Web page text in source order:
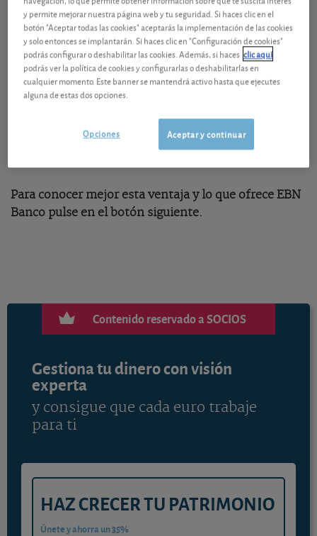
EBN Banco (www.ebnbanco.com) es la entidad
donde podrá acceder a las clases más económicas de
cada fondo, lo que ya de por sí es una buena razón
para tener una cuenta abierta en la entidad. De
hecho, gracias al convenio con OCU le saldrá todavía
más a cuenta ya que a los socios fieles de OCU
Inversiones les devuelven un tercio de las
comisiones de custodia que carga la entidad a sus
Para conocer mejor esta ventaja y lo que ofrece EBN
Banco pulse en el botón siguiente.
Contenido reservado a SOCIOS
Gestiona tu dinero con visión
experta
y consigue que cada euro trabaje
para ti
HAZ CRECER TU PATRIMONIO
Únete y ahorra un 35%
y permite mejorar nuestra página web y tu seguridad. Si haces clic en el
botón "Aceptar todas las cookies" aceptarás la implementación de las cookies
y solo entonces se implantarán. Si haces clic en "Configuración de cookies"
podrás configurar o deshabilitar las cookies. Además, si haces clic aquí
podrás ver la política de cookies y configurarlas o deshabilitarlas en
cualquier momento. Este banner se mantendrá activo hasta que ejecutes
alguna de estas dos opciones.
Aceptar y continuar
Opciones